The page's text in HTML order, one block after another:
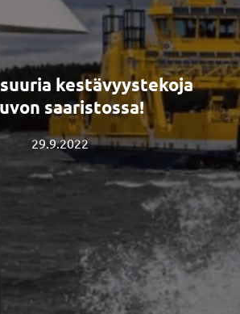
kestävyystekoja
saaristossa!
29.9.2022